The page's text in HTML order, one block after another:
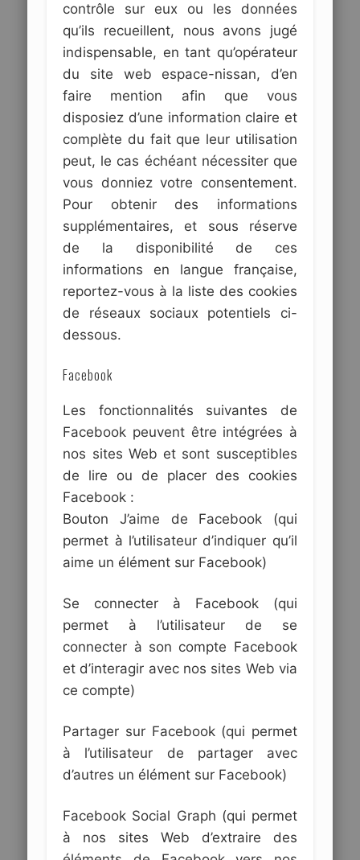
contrôle sur eux ou les données
qu’ils recueillent, nous avons jugé
indispensable, en tant qu’opérateur
du site web espace-nissan, d’en
faire mention afin que vous
disposiez d’une information claire et
complète du fait que leur utilisation
peut, le cas échéant nécessiter que
vous donniez votre consentement.
Pour obtenir des informations
supplémentaires, et sous réserve
de la disponibilité de ces
informations en langue française,
reportez-vous à la liste des cookies
de réseaux sociaux potentiels ci-
dessous.
Facebook
Les fonctionnalités suivantes de
Facebook peuvent être intégrées à
nos sites Web et sont susceptibles
de lire ou de placer des cookies
Facebook :
Bouton J’aime de Facebook (qui
permet à l’utilisateur d’indiquer qu’il
aime un élément sur Facebook)
Se connecter à Facebook (qui
permet à l’utilisateur de se
connecter à son compte Facebook
et d’interagir avec nos sites Web via
ce compte)
Partager sur Facebook (qui permet
à l’utilisateur de partager avec
d’autres un élément sur Facebook)
Facebook Social Graph (qui permet
à nos sites Web d’extraire des